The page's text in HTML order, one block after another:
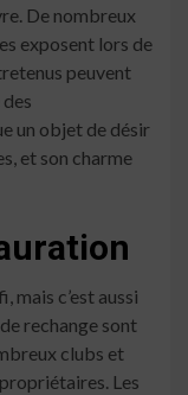
De nombreux
exposent lors de
peuvent
un objet de désir
et son charme
mais c’est aussi
rechange sont
clubs et
Les